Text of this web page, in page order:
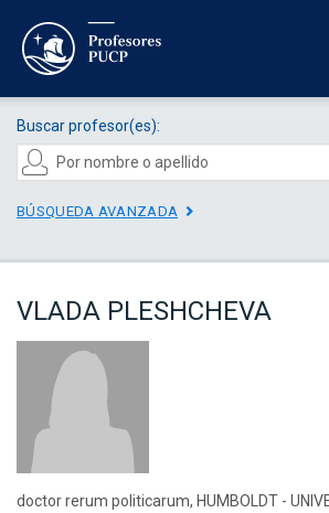
Buscar profesor(es):
BÚSQUEDA AVANZADA
VLADA PLESHCHEVA
doctor rerum politicarum, HUMBOLDT -